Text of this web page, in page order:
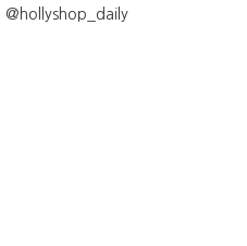
@hollyshop_daily